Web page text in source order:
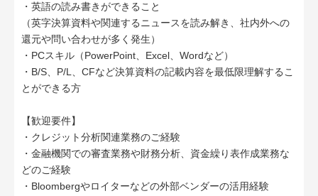
・英語の読み書きができること
（英字決算資料や関連するニュースを読み解き、社内外への
還元や問い合わせが多く発生）
・PCスキル（PowerPoint、Excel、Wordなど）
・B/S、P/L、CFなど決算資料の記載内容を最低限理解するこ
とができる方
【歓迎要件】
・クレジット分析関連業務のご経験
・金融機関での審査業務や財務分析、資金繰り表作成業務な
どのご経験
・Bloombergやロイターなどの外部ベンダーの活用経験